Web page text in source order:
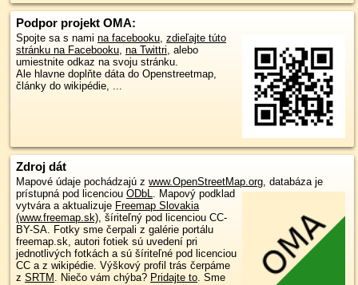
Podpor projekt OMA:
Spojte sa s nami na facebooku, zdieľajte túto
stránku na Facebooku, na Twittri, alebo
umiestnite odkaz na svoju stránku.
Ale hlavne doplňte dáta do Openstreetmap,
články do wikipédie, ...
Zdroj dát
Mapové údaje pochádzajú z www.OpenStreetMap.org, databáza je
prístupná pod licenciou ODbL. Mapový podklad
vytvára a aktualizuje Freemap Slovakia
(www.freemap.sk), šíriteľný pod licenciou CC-
BY-SA. Fotky sme čerpali z galérie portálu
freemap.sk, autori fotiek sú uvedení pri
jednotlivých fotkách a sú šíriteľné pod licenciou
CC a z wikipédie. Výškový profil trás čerpáme
z SRTM . Niečo vám chýba? Pridajte to. Sme